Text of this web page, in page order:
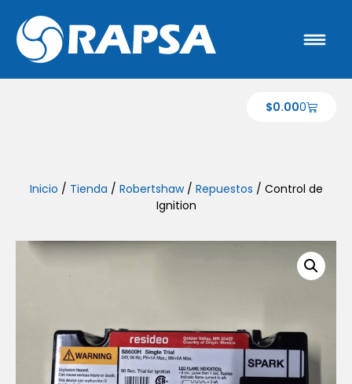
$0.000
Inicio / Tienda / Robertshaw/ Repuestos / Control de
Ignition